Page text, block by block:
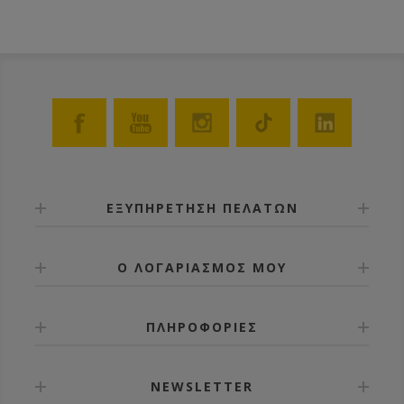
ΕΞΥΠΗΡΕΤΗΣΗ ΠΕΛΑΤΩΝ
Ο ΛΟΓΑΡΙΑΣΜΟΣ ΜΟΥ
ΠΛΗΡΟΦΟΡΙΕΣ
NEWSLETTER